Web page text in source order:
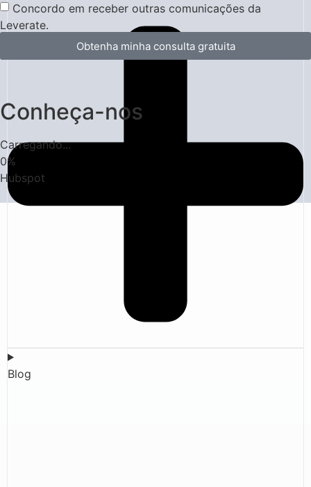
Blog
Concordo em receber outras comunicações da
Leverate.
Obtenha minha consulta gratuita
Conheça-nos
Carregando...
0%
Hubspot